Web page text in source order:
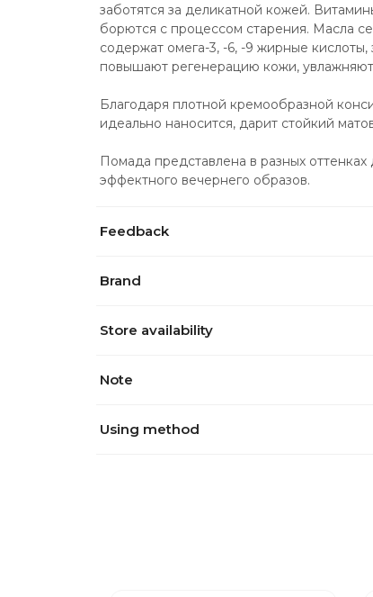
заботятся за деликатной кожей.
борются с процессом старения. Масла
содержат омега-3, -6, -9 жирные
повышают регенерацию кожи,
Благодаря плотной кремообразной
идеально наносится, дарит стойкий
Помада представлена в разных
эффектного вечернего образов.
Feedback
Brand
Store availability
Note
Using method